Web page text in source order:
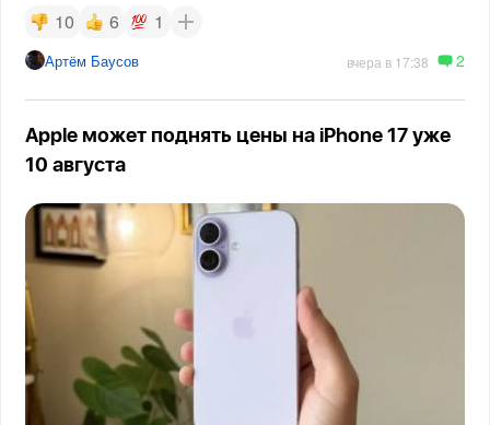
10 6 1
Артём Баусов вчера в 17:38 2
Apple может поднять цены на iPhone 17 уже
10 августа